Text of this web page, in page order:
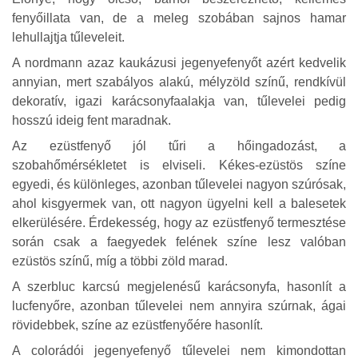
fenyőillata van, de a meleg szobában sajnos hamar
lehullajtja tűleveleit.
A nordmann azaz kaukázusi jegenyefenyőt azért kedvelik
annyian, mert szabályos alakú, mélyzöld színű, rendkívül
dekoratív, igazi karácsonyfaalakja van, tűlevelei pedig
hosszú ideig fent maradnak.
Az ezüstfenyő jól tűri a hőingadozást, a
szobahőmérsékletet is elviseli. Kékes-ezüstös színe
egyedi, és különleges, azonban tűlevelei nagyon szúrósak,
ahol kisgyermek van, ott nagyon ügyelni kell a balesetek
elkerülésére. Érdekesség, hogy az ezüstfenyő termesztése
során csak a faegyedek felének színe lesz valóban
ezüstös színű, míg a többi zöld marad.
A szerbluc karcsú megjelenésű karácsonyfa, hasonlít a
lucfenyőre, azonban tűlevelei nem annyira szúrnak, ágai
rövidebbek, színe az ezüstfenyőére hasonlít.
A colorádói jegenyefenyő tűlevelei nem kimondottan